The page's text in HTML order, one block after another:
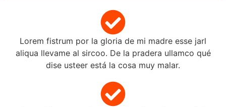
Lorem fistrum por la gloria de mi madre esse jarl
aliqua llevame al sircoo. De la pradera ullamco qué
dise usteer está la cosa muy malar.